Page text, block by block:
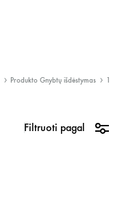
Produkto Gnybtų išdėstymas 1
Filtruoti pagal